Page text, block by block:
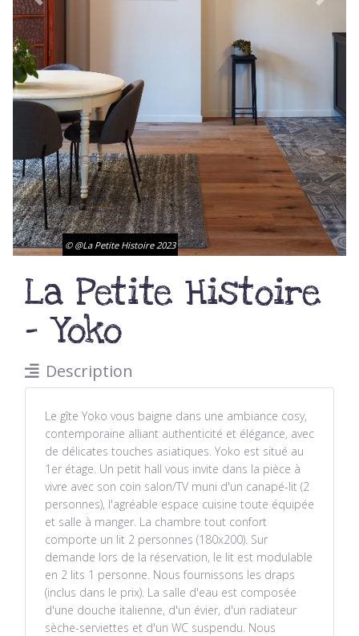
© @La Petite Histoire 2023
Previous Next
La Petite Histoire
- Yoko
Description
Le gîte Yoko vous baigne dans une ambiance cosy,
contemporaine alliant authenticité et élégance, avec
de délicates touches asiatiques. Yoko est situé au
1er étage. Un petit hall vous invite dans la pièce à
vivre avec son coin salon/TV muni d'un canapé-lit (2
personnes), l'agréable espace cuisine toute équipée
et salle à manger. La chambre tout confort
comporte un lit 2 personnes (180x200). Sur
demande lors de la réservation, le lit est modulable
en 2 lits 1 personne. Nous fournissons les draps
(inclus dans le prix). La salle d'eau est composée
d'une douche italienne, d'un évier, d'un radiateur
sèche-serviettes et d'un WC suspendu. Nous